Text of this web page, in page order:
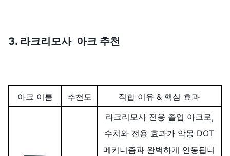
3. 라크리모사 아크 추천
아크 이름 추천도 적합 이유 & 핵심 효과
라크리모사 전용 졸업 아크로,
수치와 전용 효과가 악몽 DOT
메커니즘과 완벽하게 연동됩니